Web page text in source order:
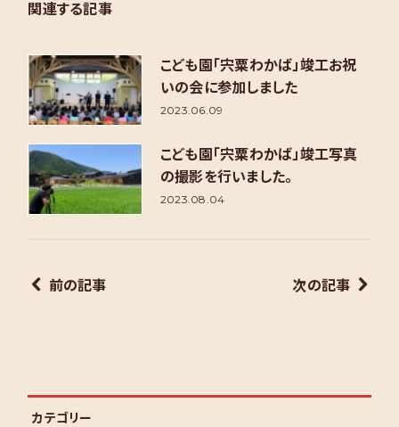
関連する記事
こども園「宍粟わかば」竣工お祝
いの会に参加しました
2023.06.09
こども園「宍粟わかば」竣工写真
の撮影を行いました。
2023.08.04
前の記事 次の記事
カテゴリー